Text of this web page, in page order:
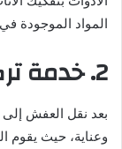
المواد الموجودة
2. خدمة تركيب العفش
بعد نقل العفش إلى
وعناية، حيث يقوم